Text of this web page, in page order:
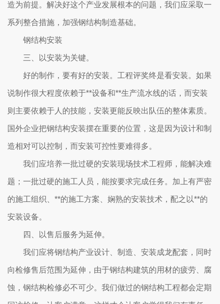
造为前提。解决好这个产业发展根本的问题，我们应采取一
系列整合措施，加强钢结构制造基础。
钢结构安装
三、以安装为关键。
好的制作，要有好的安装。工程评奖终是看安装。如果
说制作很大程度依赖于**设备和**生产流水线的话，而安装
则主要依赖于人的技能，安装更能反映出队伍的整体素质。
国外企业把钢结构安装摆在重要的位置，这是因为设计和制
造相对可以控制，而安装可控性要难得多。
我们应培养一批过硬的安装现场技术工程师，能解决难
题；一批过硬的施工人员，能按要求完成任务。加上有严密
的施工组织、**的施工方案、娴熟的安装技术，配之以**的
安装设备。
四、以售后服务为延伸。
我们应将钢结构产业设计、制造、安装成龙配套，同时
向检修售后范围为延伸，由于钢结构建筑的用材的疲劳、腐
蚀，钢结构检修必不可少。我们做过的钢结构工程都会定期